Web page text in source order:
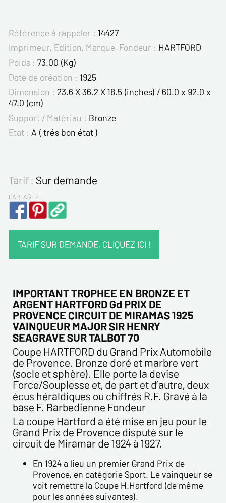
Référence à rappeler : 14427
Imprimeur, Edition, Marque, Fondeur : HARTFORD
Poids : 73.00 (Kg)
Date de création : 1925
Dimension : 23.6 X 36.2 X 18.5 (inches) / 60.0 x 92.0 x
47.0 (cm)
Support / Matériau : Bronze
Etat : A ( trés bon état )
Tarif : Sur demande
PARTAGEZ !
TARIF SUR DEMANDE, CLIQUEZ ICI !
Nom*
Prénom*
Email*
Confirmez votre Email*
Tél.
IMPORTANT TROPHEE EN BRONZE ET
ARGENT HARTFORD Gd PRIX DE
PROVENCE CIRCUIT DE MIRAMAS 1925
VAINQUEUR MAJOR SIR HENRY
SEAGRAVE SUR TALBOT 70
Coupe HARTFORD du Grand Prix Automobile
de Provence. Bronze doré et marbre vert
(socle et sphère). Elle porte la devise
Force/Souplesse et, de part et d’autre, deux
écus héraldiques ou chiffrés R.F. Gravé à la
base F. Barbedienne Fondeur
La coupe Hartford a été mise en jeu pour le
Grand Prix de Provence disputé sur le
circuit de Miramar de 1924 à 1927.
En 1924 a lieu un premier Grand Prix de
Provence, en catégorie Sport. Le vainqueur se
voit remettre la Coupe H.Hartford (de même
pour les années suivantes).